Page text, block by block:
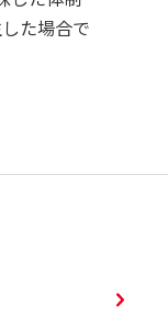
た場合で